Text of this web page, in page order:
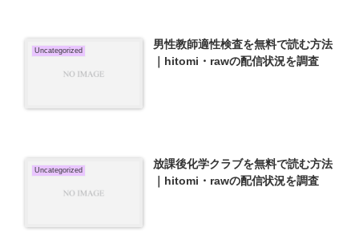
Uncategorized
男性教師適性検査を無料で読む方法
｜hitomi・rawの配信状況を調査
Uncategorized
放課後化学クラブを無料で読む方法
｜hitomi・rawの配信状況を調査